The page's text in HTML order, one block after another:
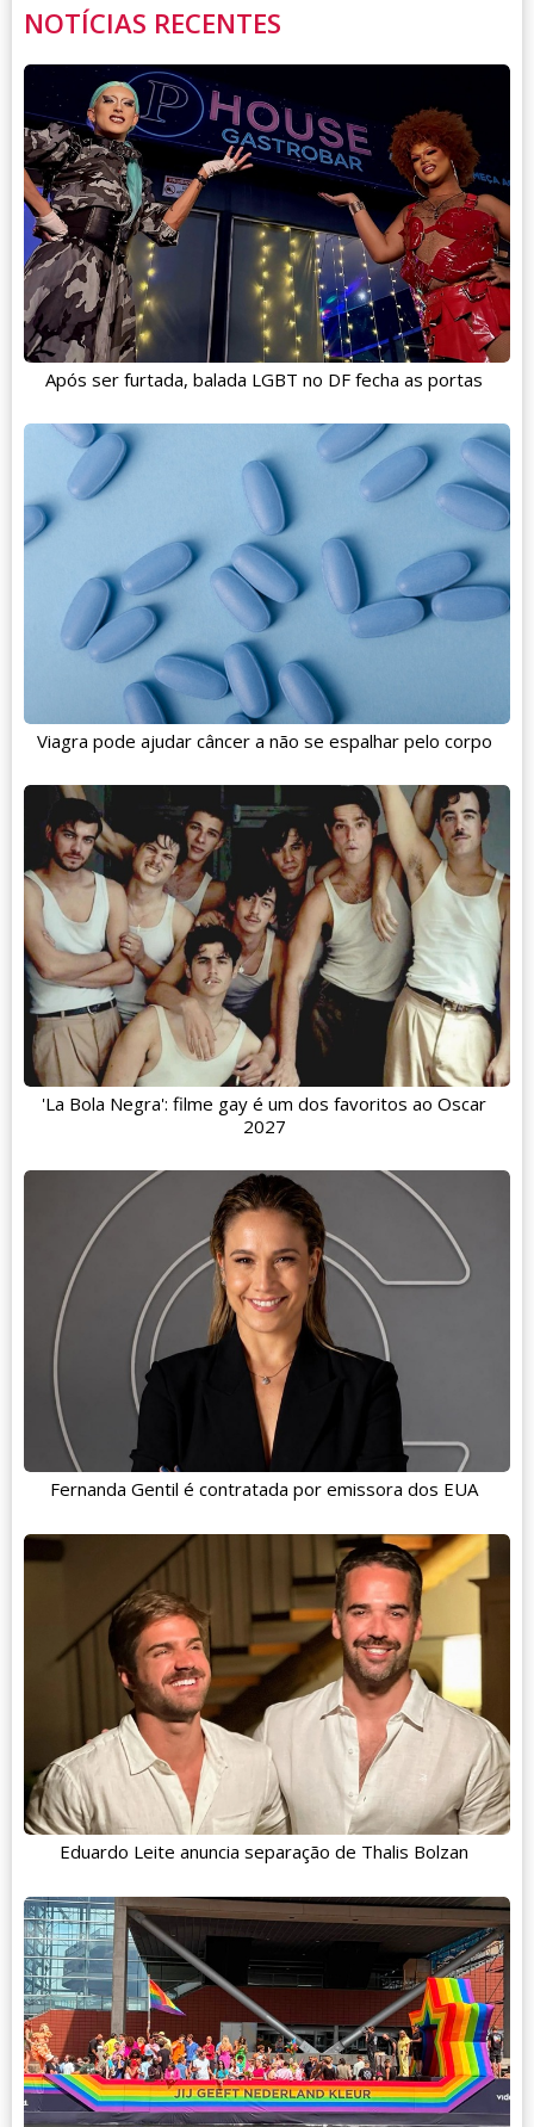
NOTÍCIAS RECENTES
Após ser furtada, balada LGBT no DF fecha as portas
Viagra pode ajudar câncer a não se espalhar pelo corpo
'La Bola Negra': filme gay é um dos favoritos ao Oscar
2027
Fernanda Gentil é contratada por emissora dos EUA
Eduardo Leite anuncia separação de Thalis Bolzan